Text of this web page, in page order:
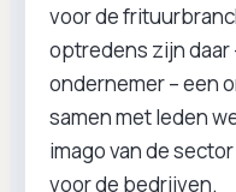
voor de
optredens zijn daar
ondernemer – een
samen met leden
imago van de
voor de bedrijven.